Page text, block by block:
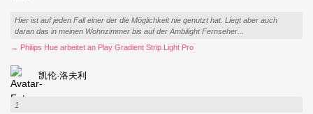
Hier ist auf jeden Fall einer der die Möglichkeit nie genutzt hat. Liegt aber auch
daran das in meinen Wohnzimmer bis auf der Ambilight Fernseher...
→ Philips Hue arbeitet an Play Gradient Strip Light Pro
凯伦·洛夫利
1